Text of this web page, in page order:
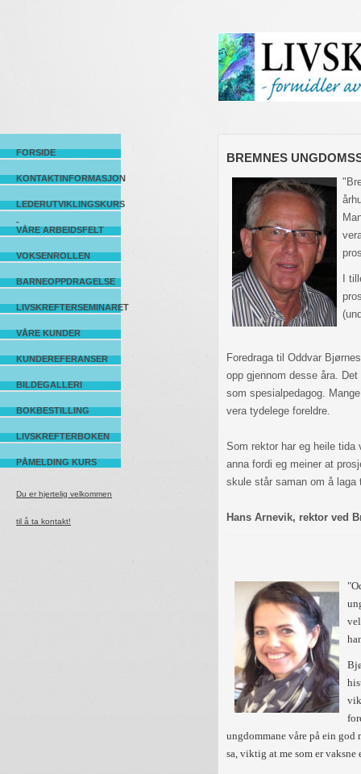
FORSIDE
KONTAKTINFORMASJON
LEDERUTVIKLINGSKURS
-
VÅRE ARBEIDSFELT
VOKSENROLLEN
BARNEOPPDRAGELSE
LIVSKREFTERSEMINARET
VÅRE KUNDER
KUNDEREFERANSER
BILDEGALLERI
BOKBESTILLING
LIVSKREFTERBOKEN
PÅMELDING KURS
Du er hjertelig velkommen
til å ta kontakt!
BREMNES
I
Foredraga til Oddvar
opp gjennom desse åra. Det
som spesialpedagog.
vera tydelege foreldre.
Som rektor har eg heile
anna fordi eg meiner at
skule står saman om å laga
Hans Arnevik, rektor ved
ungdommane våre på ein god
sa, viktig at me som er vaksne